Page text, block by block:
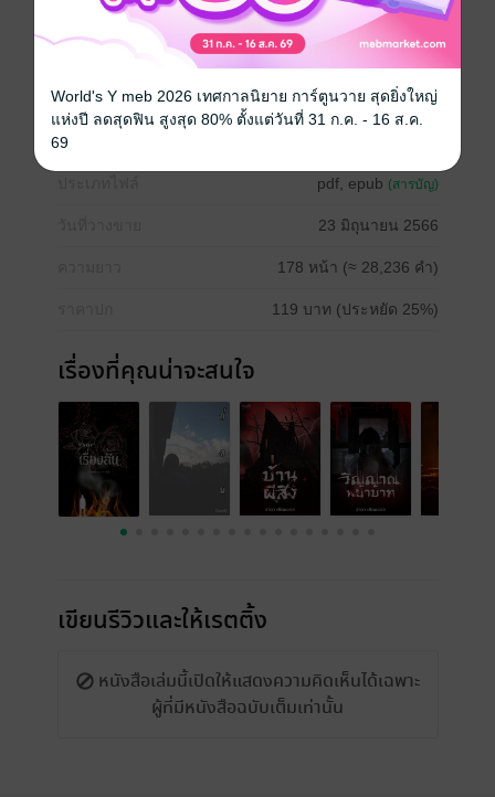
ปล. ลองโหลดตัวอย่างมาอ่านก่อนได้นะคะ และซื้อผ่าน
Boy love / Yaoi แอบรัก
pdf, epub (สารบัญ)
23 มิถุนายน 2566
178 หน้า (≈ 28,236 คำ)
119 บาท (ประหยัด 25%)
เรื่องที่คุณน่าจะสนใจ
เขียนรีวิวและให้เรตติ้ง
หนังสือเล่มนี้เปิดให้แสดงความคิดเห็นได้เฉพาะ
ผู้ที่มีหนังสือฉบับเต็มเท่านั้น
World's Y meb 2026 เทศกาลนิยาย การ์ตูนวาย สุดยิ่งใหญ่
แห่งปี ลดสุดฟิน สูงสุด 80% ตั้งแต่วันที่ 31 ก.ค. - 16 ส.ค.
69